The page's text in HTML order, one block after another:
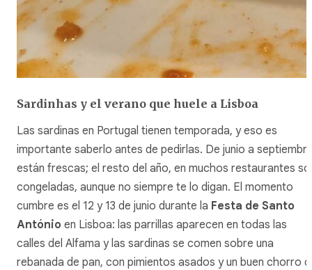
Sardinhas y el verano que huele a Lisboa
Las sardinas en Portugal tienen temporada, y eso es
importante saberlo antes de pedirlas. De junio a
están frescas; el resto del año, en muchos restaurantes
congeladas, aunque no siempre te lo digan. El momento
cumbre es el 12 y 13 de junio durante la Festa de Santo
António en Lisboa: las parrillas aparecen en todas las
calles del Alfama y las sardinas se comen sobre una
rebanada de pan, con pimientos asados y un buen chorro